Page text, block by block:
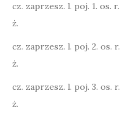
cz. zaprzesz. l. poj. 1. os. r.
ż.
cz. zaprzesz. l. poj. 2. os. r.
ż.
cz. zaprzesz. l. poj. 3. os. r.
ż.